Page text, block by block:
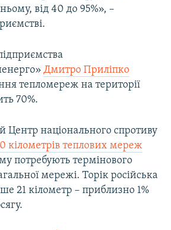
від 40 до 95%», –
Дмитро Приліпко
тепломереж на території
70%.
Центр національного спротиву
кілометрів теплових мереж
потребують термінового
мережі. Торік російська
21 кілометр – приблизно 1%